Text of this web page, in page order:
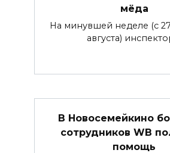
мёда
На минувшей неделе (с
августа)
В Новосемейкино
сотрудников WB
помощь